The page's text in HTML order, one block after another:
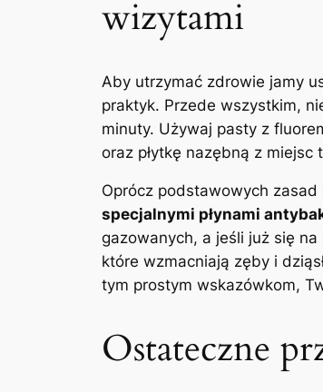
wizytami
Aby utrzymać⁤ zdrowie ​jamy
praktyk. Przede wszystkim,
minuty. Używaj pasty z
oraz płytkę ⁣nazębną⁤ z
Oprócz podstawowych​
specjalnymi płynami
gazowanych, a jeśli już się
‍które ‍wzmacniają zęby i
tym ⁤prostym wskazówkom,
Ostateczne